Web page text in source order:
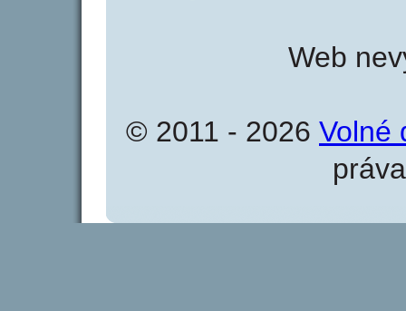
Web
© 2011 - 2026 Volné